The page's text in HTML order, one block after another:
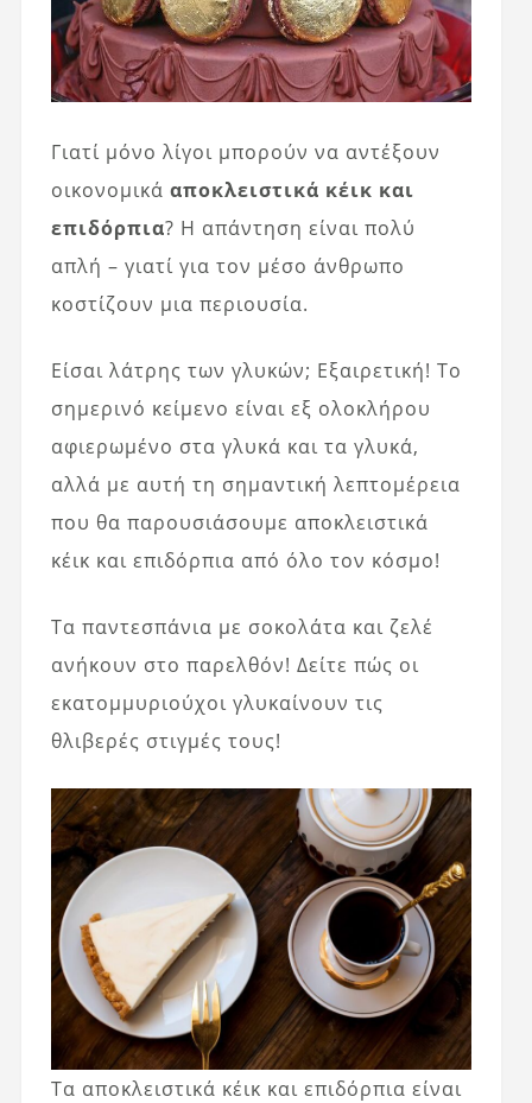
Γιατί μόνο λίγοι μπορούν να αντέξουν
οικονομικά αποκλειστικά κέικ και
επιδόρπια? Η απάντηση είναι πολύ
απλή – γιατί για τον μέσο άνθρωπο
κοστίζουν μια περιουσία.
Είσαι λάτρης των γλυκών; Εξαιρετική! Το
σημερινό κείμενο είναι εξ ολοκλήρου
αφιερωμένο στα γλυκά και τα γλυκά,
αλλά με αυτή τη σημαντική λεπτομέρεια
που θα παρουσιάσουμε αποκλειστικά
κέικ και επιδόρπια από όλο τον κόσμο!
Τα παντεσπάνια με σοκολάτα και ζελέ
ανήκουν στο παρελθόν! Δείτε πώς οι
εκατομμυριούχοι γλυκαίνουν τις
θλιβερές στιγμές τους!
Τα αποκλειστικά κέικ και επιδόρπια είναι